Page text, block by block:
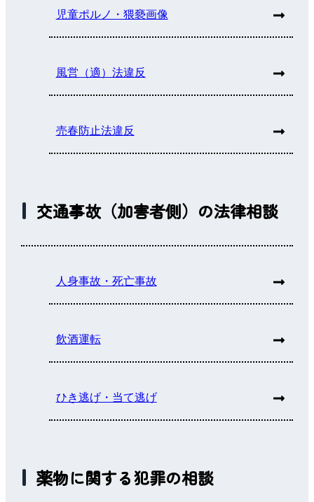
児童ポルノ・猥褻画像
風営（適）法違反
売春防止法違反
交通事故（加害者側）の法律相談
人身事故・死亡事故
飲酒運転
ひき逃げ・当て逃げ
薬物に関する犯罪の相談